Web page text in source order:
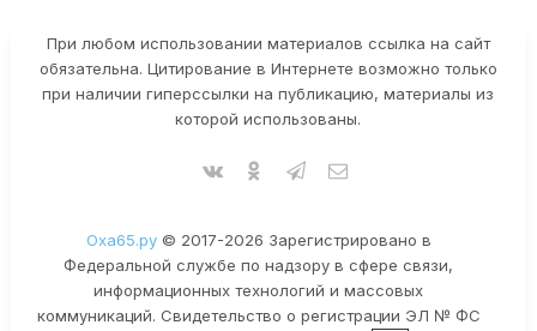
При любом использовании материалов ссылка на сайт
обязательна. Цитирование в Интернете возможно только
при наличии гиперссылки на публикацию, материалы из
которой использованы.
Оха65.ру© 2017-2026 Зарегистрировано в
Федеральной службе по надзору в сфере связи,
информационных технологий и массовых
коммуникаций. Свидетельство о регистрации ЭЛ № ФС